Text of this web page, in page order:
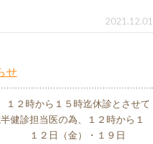
2021.12.01
せ
２時から１５時迄休診とさせて
担当医の為、１２時から１
。 １２日（金）・１９日